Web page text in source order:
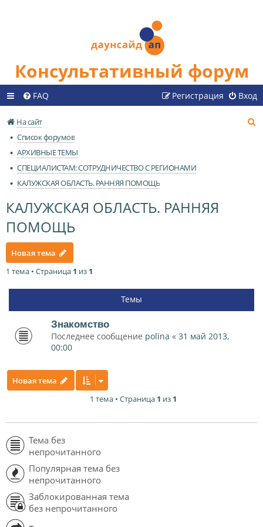
Консультативный форум
FAQ Вход
Регистрация
На сайт
Список форумов
АРХИВНЫЕ ТЕМЫ
СПЕЦИАЛИСТАМ: СОТРУДНИЧЕСТВО С РЕГИОНАМИ
КАЛУЖСКАЯ ОБЛАСТЬ. РАННЯЯ ПОМОЩЬ
КАЛУЖСКАЯ ОБЛАСТЬ. РАННЯЯ
ПОМОЩЬ
Новая тема
1 тема • Страница 1 из 1
Темы
Знакомство
Последнее сообщение polina « 31 май 2013,
00:00
Новая тема
1 тема • Страница 1 из 1
Тема без
непрочитанного
Популярная тема без
непрочитанного
Заблокированная тема
без непрочитанного